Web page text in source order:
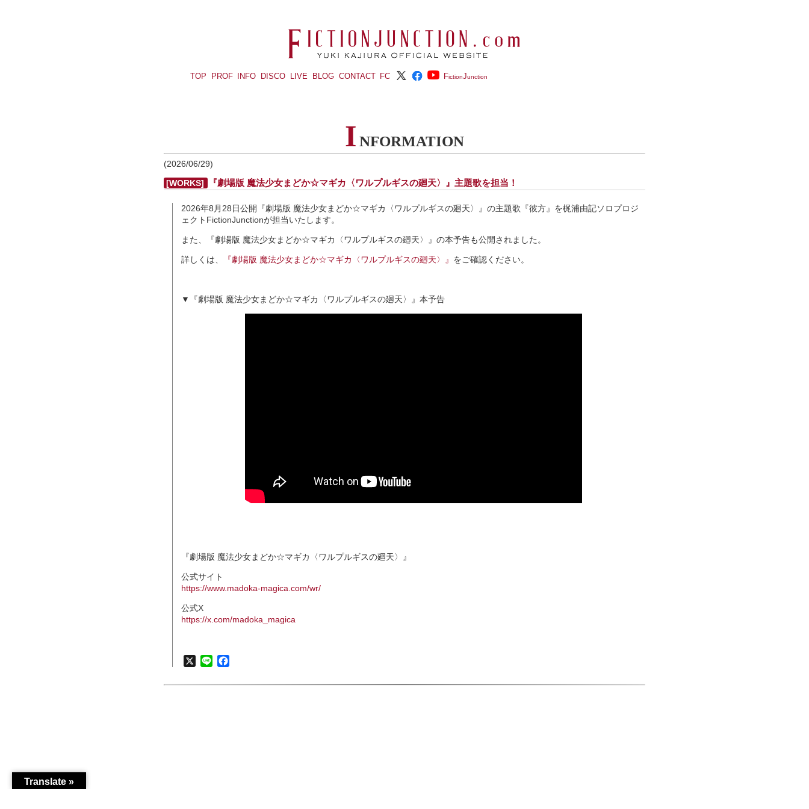
TOP PROF INFO DISCO LIVE BLOG CONTACT FC FictionJunction
I NFORMATION
(2026/06/29)
[WORKS] 『劇場版 魔法少女まどか☆マギカ〈ワルプルギスの廻天〉』主題歌を担当！
2026年8月28日公開『劇場版 魔法少女まどか☆マギカ〈ワルプルギスの廻天〉』の主題歌『彼方』を梶浦由記ソロプロジ
ェクトFictionJunctionが担当いたします。
また、『劇場版 魔法少女まどか☆マギカ〈ワルプルギスの廻天〉』の本予告も公開されました。
詳しくは、 『劇場版 魔法少女まどか☆マギカ〈ワルプルギスの廻天〉』 をご確認ください。
▼『劇場版 魔法少女まどか☆マギカ〈ワルプルギスの廻天〉』本予告
『劇場版 魔法少女まどか☆マギカ〈ワルプルギスの廻天〉』
公式サイト
https://www.madoka-magica.com/wr/
公式X
https://x.com/madoka_magica
X Line
Translate »